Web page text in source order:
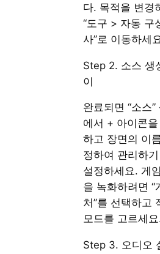
다. 목적을 변경
“도구 > 자동 구
사”로 이동하세
Step 2. 소스 생
이
완료되면 “소스”
에서 + 아이콘을
하고 장면의 이
정하여 관리하
설정하세요. 게
을 녹화하려면 “
처”를 선택하고
모드를 고르세
Step 3. 오디오